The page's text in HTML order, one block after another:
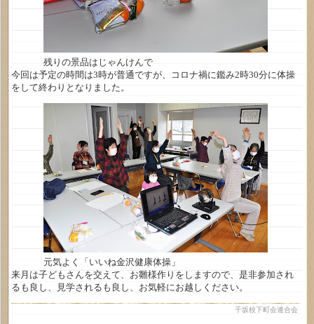
残りの景品はじゃんけんで
今回は予定の時間は3時が普通ですが、コロナ禍に鑑み2時30分に体操
をして終わりとなりました。
元気よく「いいね金沢健康体操」
来月は子どもさんを交えて、お雛様作りをしますので、是非参加され
るも良し、見学されるも良し、お気軽にお越しください。
千坂校下町会連合会